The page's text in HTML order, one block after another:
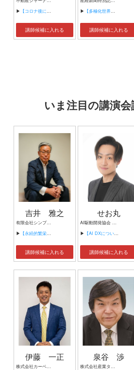
▶ 【コロナ後に生き残る土地活用術〜空室対策の極意】
講師候補に入れる
▶ 【多極化世界〜日本経済再生の道】
講師候補に入れる
いま注目の講演会
吉井 雅之
有限会社シンプルタスク 代表取締役 習慣形成コンサルタント
▶ 【永続的繁栄の組織づくり】
講師候補に入れる
せお丸
AI駆動開発協会 代表理事 サイバーフリークス株式会社 代表取締役
▶ 【AI DXについて】
講師候補に入れる
伊藤 一正
株式会社カーベル代表取締役社長 プロレスラーカーベル伊藤
泉谷 渉
株式会社産業タイムズ社 代表取締役会長 半導体産業新聞 特別編集委員